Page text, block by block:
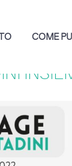
COME